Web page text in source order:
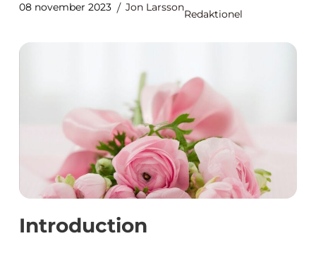
08 november 2023 Jon Larsson
Redaktionel
Introduction